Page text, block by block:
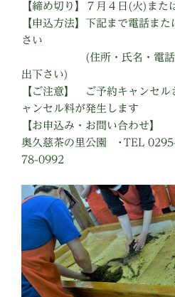
【締め切り】７月４日(火)また
【申込方法】下記まで電話ま
さい
(住所・氏名・電話番号
出下さい)
【ご注意】 ご予約キャンセル
ャンセル料が発生します
【お申込み・お問い合わせ】
奥久慈茶の里公園 ･TEL
78-0992